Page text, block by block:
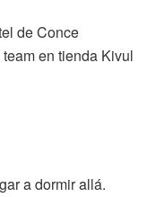
de Conce
en tienda Kivul
a dormir allá.